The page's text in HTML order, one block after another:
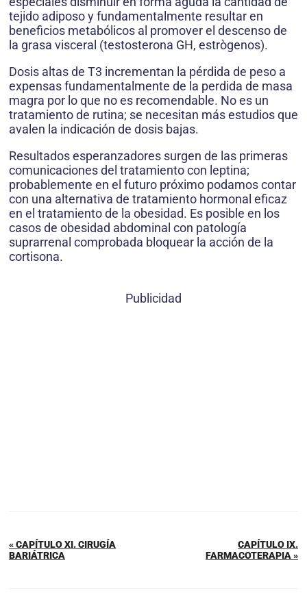
tejido adiposo y fundamentalmente resultar en
beneficios metabólicos al promover el descenso de
la grasa visceral (testosterona GH, estrògenos).
Dosis altas de T3 incrementan la pérdida de peso a
expensas fundamentalmente de la perdida de masa
magra por lo que no es recomendable. No es un
tratamiento de rutina; se necesitan más estudios que
avalen la indicación de dosis bajas.
Resultados esperanzadores surgen de las primeras
comunicaciones del tratamiento con leptina;
probablemente en el futuro próximo podamos contar
con una alternativa de tratamiento hormonal eficaz
en el tratamiento de la obesidad. Es posible en los
casos de obesidad abdominal con patología
suprarrenal comprobada bloquear la acción de la
cortisona.
Publicidad
« CAPÍTULO XI. CIRUGÍA
BARIÁTRICA
CAPÍTULO IX.
FARMACOTERAPIA »